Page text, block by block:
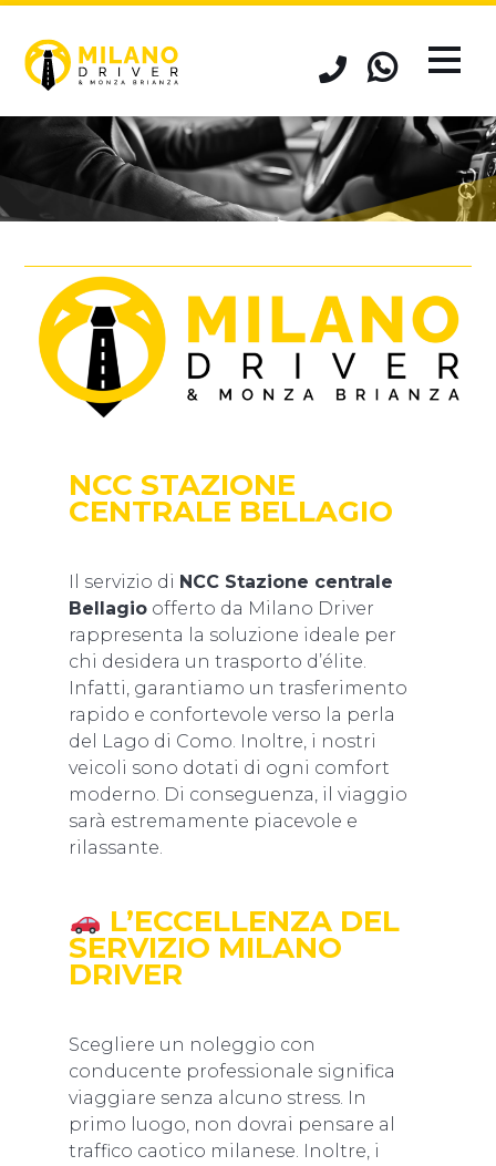
NCC STAZIONE
CENTRALE BELLAGIO
Il servizio di NCC Stazione centrale
Bellagio offerto da Milano Driver
rappresenta la soluzione ideale per
chi desidera un trasporto d’élite.
Infatti, garantiamo un trasferimento
rapido e confortevole verso la perla
del Lago di Como. Inoltre, i nostri
veicoli sono dotati di ogni comfort
moderno. Di conseguenza, il viaggio
sarà estremamente piacevole e
rilassante.
L’ECCELLENZA DEL
SERVIZIO MILANO
DRIVER
Scegliere un noleggio con
conducente professionale significa
viaggiare senza alcuno stress. In
primo luogo, non dovrai pensare al
traffico caotico milanese. Inoltre, i